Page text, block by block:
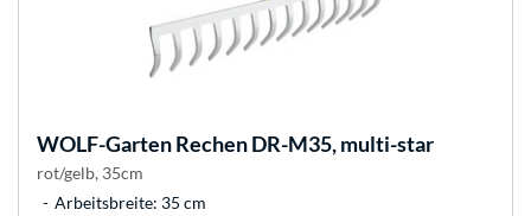
WOLF-GartenRechen DR-M35, multi-star
rot/gelb, 35cm
Arbeitsbreite: 35 cm